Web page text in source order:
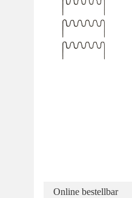
Online bestellbar